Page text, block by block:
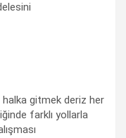
gitmek deriz her
farklı yollarla